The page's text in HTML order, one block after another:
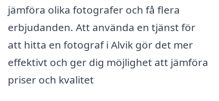
jämföra olika fotografer och få flera
erbjudanden. Att använda en tjänst för
att hitta en fotograf i Alvik gör det mer
effektivt och ger dig möjlighet att jämföra
priser och kvalitet